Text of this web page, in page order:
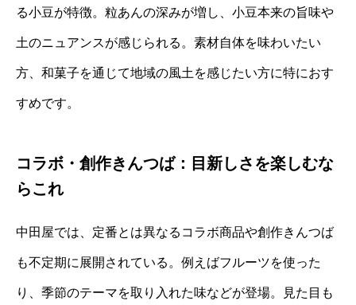
る小豆が特徴。粒あんの深みが増し、小豆本来の旨味や
土のニュアンスが感じられる。素材自体を味わいたい
方、和菓子を通じて地域の風土を感じたい方に特におす
すめです。
コラボ・創作きんつば：目新しさを楽しむな
らこれ
中田屋では、定番とは異なるコラボ商品や創作きんつば
も不定期に展開されている。例えばフルーツを使った
り、季節のテーマを取り入れた味などが登場。見た目も